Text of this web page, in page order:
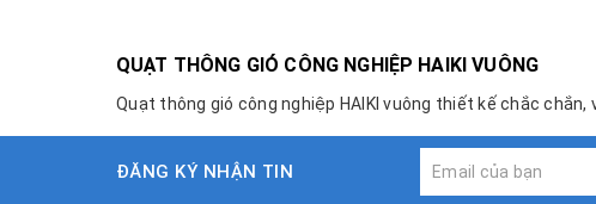
QUẠT THÔNG GIÓ CÔNG NGHIỆP HAIKI VUÔNG
Quạt thông gió công nghiệp HAIKI vuông thiết kế chắc
ĐĂNG KÝ NHẬN TIN